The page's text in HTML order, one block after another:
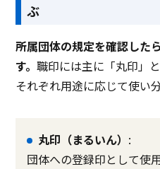
ぶ
所属団体の規定を確認した
す。職印には主に「丸印」
それぞれ用途に応じて使い
丸印（まるいん） :
団体への登録印として使